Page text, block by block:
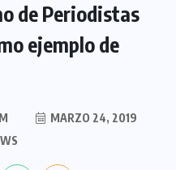
de Periodistas
ejemplo de
MARZO 24, 2019